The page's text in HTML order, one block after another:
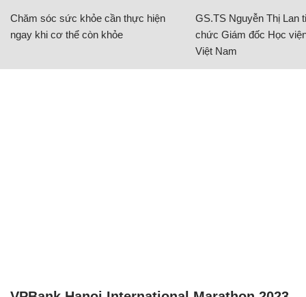
Chăm sóc sức khỏe cần thực hiện
ngay khi cơ thể còn khỏe
GS.TS Nguyễn Thị Lan
chức Giám đốc Học
Việt Nam